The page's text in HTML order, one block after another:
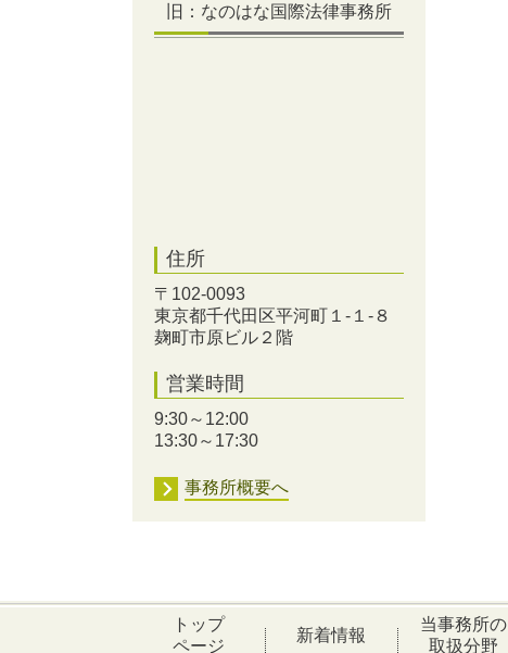
旧：なのはな国際法律事務所
住所
〒102-0093
東京都千代田区平河町１-１-８
麹町市原ビル２階
営業時間
9:30～12:00
13:30～17:30
事務所概要へ
トップ
ページ
新着情報
当事務所の
取扱分野